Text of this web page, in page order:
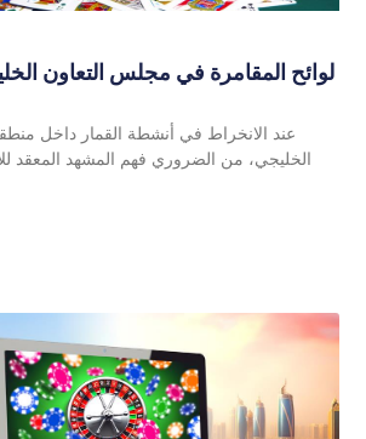
لوائح المقامرة في مجلس التعاون
عند الانخراط في أنشطة القمار داخل
الخليجي، من الضروري فهم المشهد المعقد